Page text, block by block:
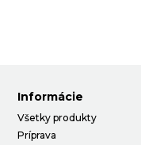
Informácie
Všetky produkty
Príprava